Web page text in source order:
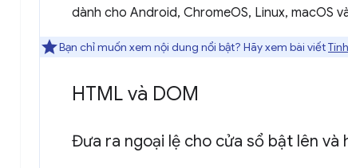
dành cho Android, ChromeOS, Linux, macOS
Bạn chỉ muốn xem nội dung nổi bật? Hãy xem bài viết
HTML và DOM
Đưa ra ngoại lệ cho cửa sổ bật lên